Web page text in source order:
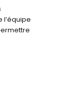
l’équipe